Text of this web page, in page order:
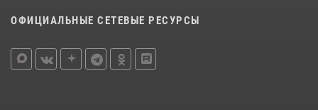
ОФИЦИАЛЬНЫЕ СЕТЕВЫЕ РЕСУРСЫ